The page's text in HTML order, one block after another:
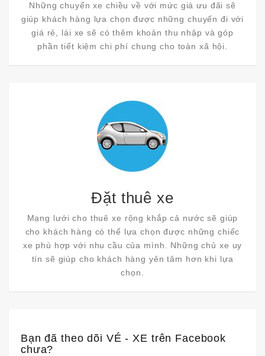
Những chuyến xe chiều về với mức giá ưu đãi sẽ
giúp khách hàng lựa chọn được những chuyến đi với
giá rẻ, lái xe sẽ có thêm khoản thu nhập và góp
phần tiết kiệm chi phí chung cho toàn xã hội.
Đặt thuê xe
Mạng lưới cho thuê xe rộng khắp cả nước sẽ giúp
cho khách hàng có thể lựa chọn được những chiếc
xe phù hợp với nhu cầu của mình. Những chủ xe uy
tín sẽ giúp cho khách hàng yên tâm hơn khi lựa
chọn.
Bạn đã theo dõi VÉ - XE trên Facebook
chưa?